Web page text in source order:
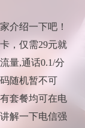
介绍一下吧！
，仅需29元就
量,通话0.1/分
随机暂不可
套餐均可在电
解一下电信强